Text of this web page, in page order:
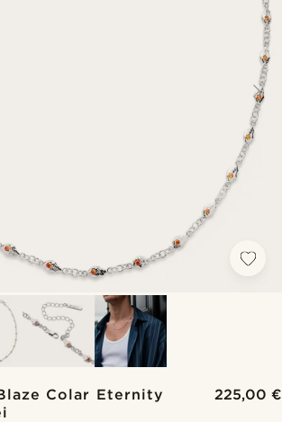
Colar Eternity
225,00 €